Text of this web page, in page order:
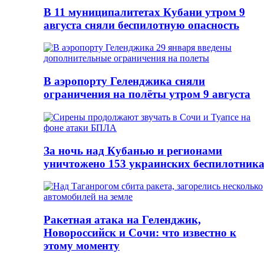
В 11 муниципалитетах Кубани утром 9
августа сняли беспилотную опасность
В аэропорту Геленджика сняли
ограничения на полёты утром 9 августа
За ночь над Кубанью и регионами
уничтожено 153 украинских беспилотника
Ракетная атака на Геленджик,
Новороссийск и Сочи: что известно к
этому моменту